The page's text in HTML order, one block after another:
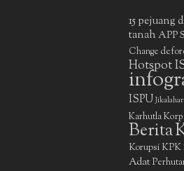
15 pejuang
tanah APP
Change
Hotspot
ISPU
Karhutla
Berita
Korupsi KPK
Adat